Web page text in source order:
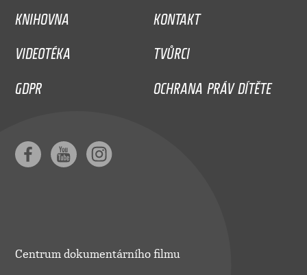
KNIHOVNA
KONTAKT
VIDEOTÉKA
TVŮRCI
GDPR
OCHRANA PRÁV DÍTĚTE
Centrum dokumentárního filmu